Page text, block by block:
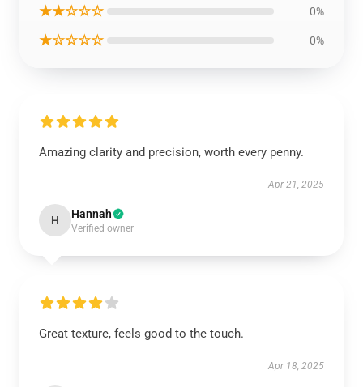
★★☆☆☆ 0%
★☆☆☆☆ 0%
Amazing clarity and precision, worth every penny.
Apr 21, 2025
H Hannah
Verified owner
Great texture, feels good to the touch.
Apr 18, 2025